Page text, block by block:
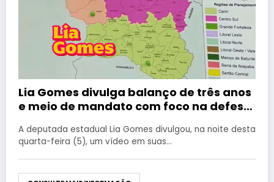
Lia Gomes divulga balanço de três anos
e meio de mandato com foco na defesa
A deputada estadual Lia Gomes divulgou, na noite desta
quarta-feira (5), um vídeo em suas…